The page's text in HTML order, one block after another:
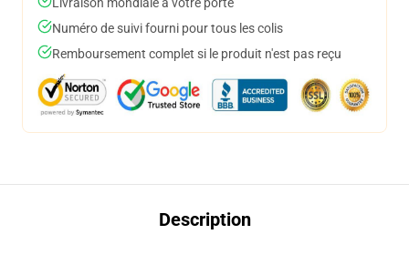
Numéro de suivi fourni pour tous les colis
Remboursement complet si le produit n'est pas reçu
Description